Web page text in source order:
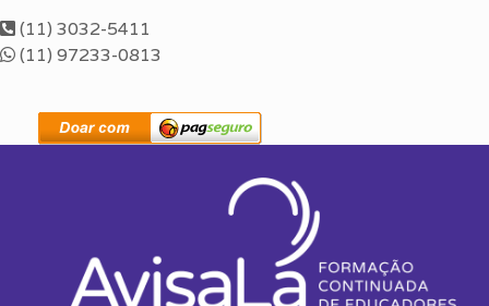
(11) 3032-5411
(11) 97233-0813